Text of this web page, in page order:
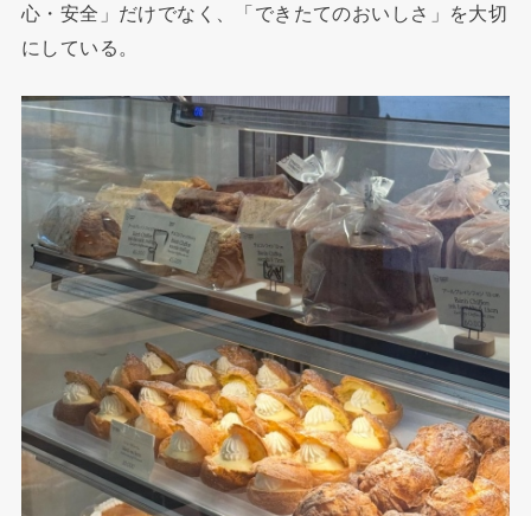
心・安全」だけでなく、「できたてのおいしさ」を大切
にしている。